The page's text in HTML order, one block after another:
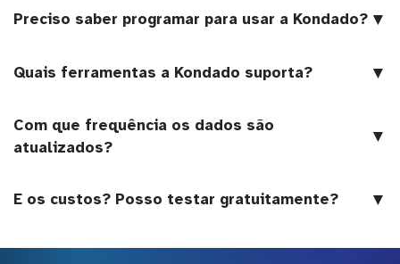
Preciso saber programar para usar a Kondado? ▼
Quais ferramentas a Kondado suporta? ▼
Com que frequência os dados são
atualizados?
▼
E os custos? Posso testar gratuitamente? ▼